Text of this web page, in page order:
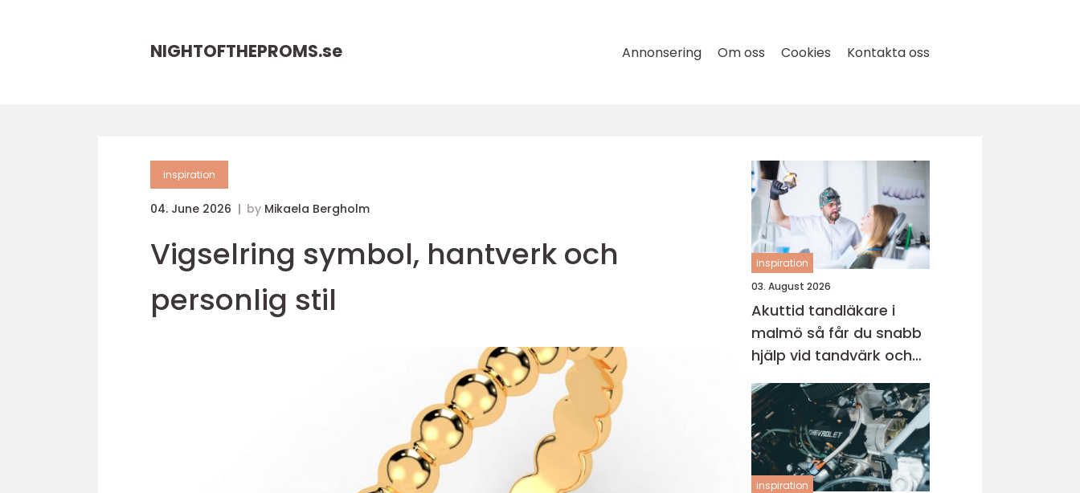
NIGHTOFTHEPROMS.se Annonsering Om oss Cookies Kontakta oss
inspiration
04. June 2026 by Mikaela Bergholm
Vigselring symbol, hantverk och
personlig stil
inspiration
03. August 2026
Akuttid tandläkare i
malmö så får du snabb
hjälp vid tandvärk och
skador
inspiration